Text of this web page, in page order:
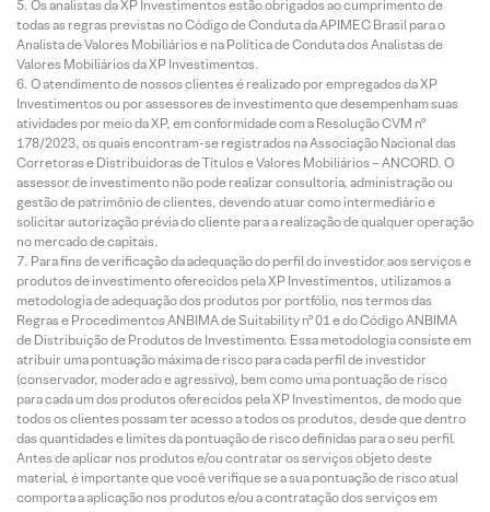
Os analistas da XP Investimentos estão obrigados ao cumprimento de
todas as regras previstas no Código de Conduta da APIMEC Brasil para o
Analista de Valores Mobiliários e na Política de Conduta dos Analistas de
Valores Mobiliários da XP Investimentos.
O atendimento de nossos clientes é realizado por empregados da XP
Investimentos ou por assessores de investimento que desempenham suas
atividades por meio da XP, em conformidade com a Resolução CVM nº
178/2023, os quais encontram-se registrados na Associação Nacional das
Corretoras e Distribuidoras de Títulos e Valores Mobiliários – ANCORD. O
assessor de investimento não pode realizar consultoria, administração ou
gestão de patrimônio de clientes, devendo atuar como intermediário e
solicitar autorização prévia do cliente para a realização de qualquer operação
no mercado de capitais.
Para fins de verificação da adequação do perfil do investidor aos serviços e
produtos de investimento oferecidos pela XP Investimentos, utilizamos a
metodologia de adequação dos produtos por portfólio, nos termos das
Regras e Procedimentos ANBIMA de Suitability nº 01 e do Código ANBIMA
de Distribuição de Produtos de Investimento. Essa metodologia consiste em
atribuir uma pontuação máxima de risco para cada perfil de investidor
(conservador, moderado e agressivo), bem como uma pontuação de risco
para cada um dos produtos oferecidos pela XP Investimentos, de modo que
todos os clientes possam ter acesso a todos os produtos, desde que dentro
das quantidades e limites da pontuação de risco definidas para o seu perfil.
Antes de aplicar nos produtos e/ou contratar os serviços objeto deste
material, é importante que você verifique se a sua pontuação de risco atual
comporta a aplicação nos produtos e/ou a contratação dos serviços em